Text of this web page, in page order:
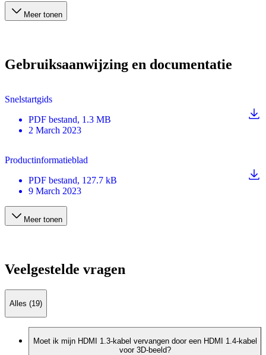
Meer tonen
Gebruiksaanwijzing en documentatie
Snelstartgids
PDF bestand, 1.3 MB
2 March 2023
Productinformatieblad
PDF bestand, 127.7 kB
9 March 2023
Meer tonen
Veelgestelde vragen
Alles (19)
Moet ik mijn HDMI 1.3-kabel vervangen door een HDMI 1.4-kabel
voor 3D-beeld?